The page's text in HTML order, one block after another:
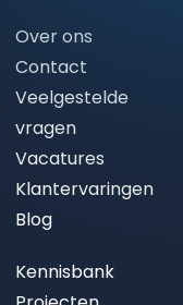
Over ons
Contact
Veelgestelde
vragen
Vacatures
Klantervaringen
Blog
Kennisbank